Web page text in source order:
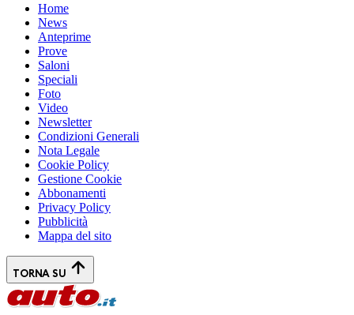
Home
News
Anteprime
Prove
Saloni
Speciali
Foto
Video
Newsletter
Condizioni Generali
Nota Legale
Cookie Policy
Gestione Cookie
Abbonamenti
Privacy Policy
Pubblicità
Mappa del sito
TORNA SU